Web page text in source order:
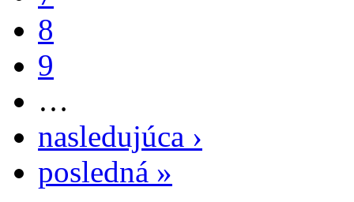
8
9
…
nasledujúca ›
posledná »